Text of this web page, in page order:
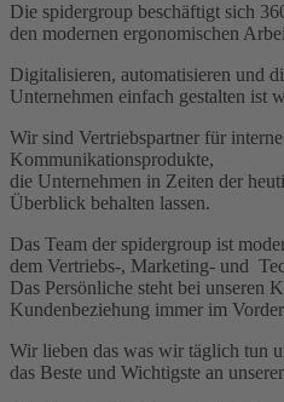
Die spidergroup beschäftigt sich
den modernen ergonomischen
Digitalisieren, automatisieren und
Unternehmen einfach gestalten ist
Wir sind Vertriebspartner für
Kommunikationsprodukte,
die Unternehmen in Zeiten der
Überblick behalten lassen.
Das Team der spidergroup ist
dem Vertriebs-, Marketing- und
Das Persönliche steht bei unseren
Kundenbeziehung immer im
Wir lieben das was wir täglich tun
das Beste und Wichtigste an